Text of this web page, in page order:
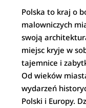
Polska to kraj o
malowniczych
swoją
miejsc kryje w
tajemnice i
Od wieków
wydarzeń
Polski i Europy.